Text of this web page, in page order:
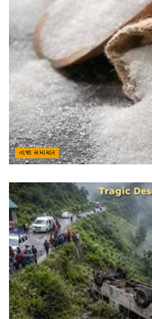
તાજા સમાચાર